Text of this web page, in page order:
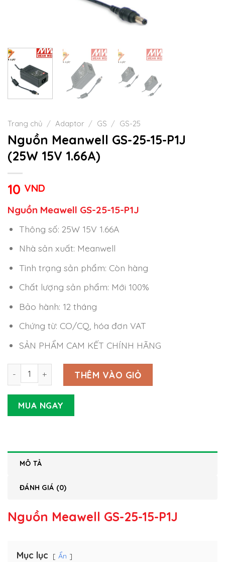
Trang chủ / Adaptor / GS / GS-25
Nguồn Meanwell GS-25-15-P1J
(25W 15V 1.66A)
10 VND
Nguồn Meawell GS-25-15-P1J
Thông số: 25W 15V 1.66A
Nhà sản xuất: Meanwell
Tình trạng sản phẩm: Còn hàng
Chất lượng sản phẩm: Mới 100%
Bảo hành: 12 tháng
Chứng từ: CO/CQ, hóa đơn VAT
SẢN PHẨM CAM KẾT CHÍNH HÃNG
Nguồn Meanwell GS-25-15-P1J (25W 15V 1.66A) số lượng
THÊM VÀO GIỎ
MUA NGAY
MÔ TẢ
ĐÁNH GIÁ (0)
Nguồn Meawell GS-25-15-P1J
Mục lục Ẩn